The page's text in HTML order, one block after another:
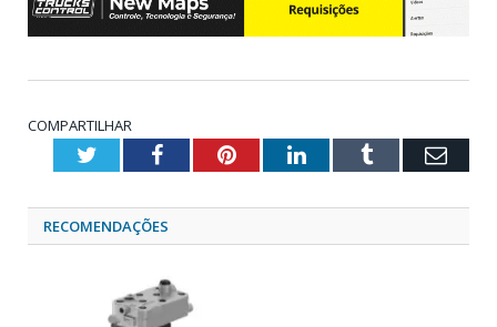
COMPARTILHAR
TwitterFacebookPinterestLinkedInTumblr
RECOMENDAÇÕES